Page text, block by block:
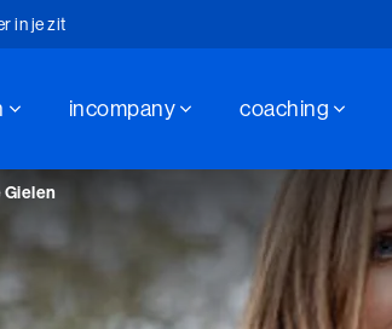
in je zit
sinds 1947
in je zit
incompany coaching